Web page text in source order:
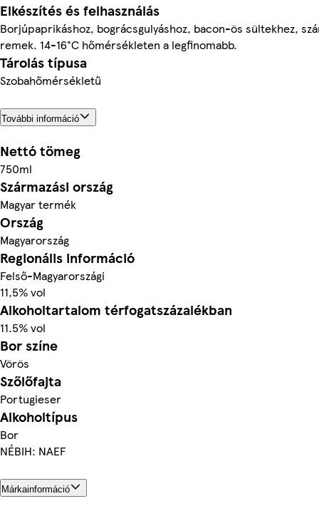
Elkészítés és felhasználás
Borjúpaprikáshoz, bográcsgulyáshoz, bacon-ös sültekhez,
remek. 14-16°C hőmérsékleten a legfinomabb.
Tárolás típusa
Szobahőmérsékletű
További információ
Nettó tömeg
750ml
Származási ország
Magyar termék
Ország
Magyarország
Regionális információ
Felső-Magyarországi
11,5% vol
Alkoholtartalom térfogatszázalékban
11.5% vol
Bor színe
Vörös
Szőlőfajta
Portugieser
Alkoholtípus
Bor
NÉBIH: NAEF
Márkainformáció